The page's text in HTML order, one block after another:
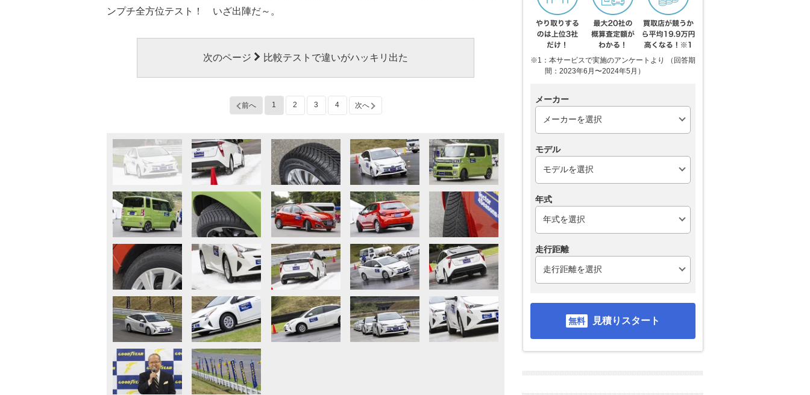
ンプチ全方位テスト！ いざ出陣だ～。
次のページ 比較テストで違いがハッキリ出た
前へ 1 2 3 4 次へ
※1：本サービスで実施のアンケートより （回答期
間：2023年6月〜2024年5月）
メーカー
モデル
年式
走行距離
見積りスタート